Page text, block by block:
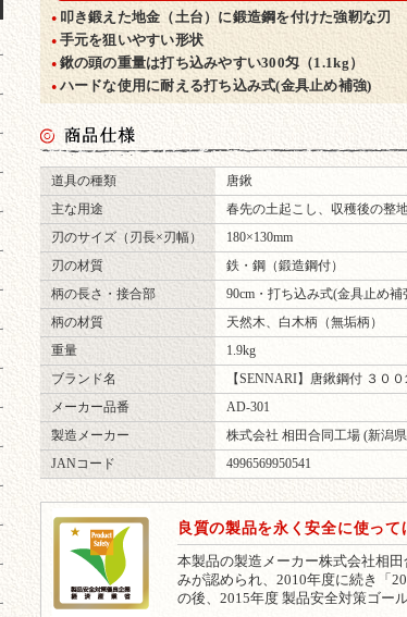
匠のポイント
● 叩き鍛えた地金（土台）に鍛造鋼を付けた強靭な刃
● 手元を狙いやすい形状
● 鍬の頭の重量は打ち込みやすい300匁（1.1kg）
● ハードな使用に耐える打ち込み式(金具止め補強)
商品仕様
道具の種類 唐鍬
主な用途 春先の土起こし、収穫後の整
刃のサイズ（刃長×刃幅） 180×130mm
刃の材質 鉄・鋼（鍛造鋼付）
柄の長さ・接合部 90cm・打ち込み式(金具止め補
柄の材質 天然木、白木柄（無垢柄）
重量 1.9kg
ブランド名 【SENNARI】唐鍬鋼付 ３０
メーカー品番 AD-301
製造メーカー 株式会社 相田合同工場 (新潟
JANコード 4996569950541
良質の製品を永く安全に使って
本製品の製造メーカー株式会社相
みが認められ、2010年度に続き「
の後、2015年度 製品安全対策ゴー